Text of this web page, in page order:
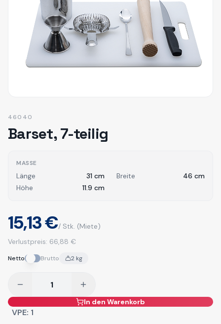
46040
Barset, 7-teilig
MASSE
Länge 31 cm Breite 46 cm
Höhe
11.9 cm
15,13 €/ Stk. (Miete)
Verlustpreis: 66,88 €
Netto Brutto 2kg
In den Warenkorb
VPE: 1